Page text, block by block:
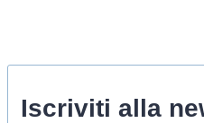
Iscriviti alla